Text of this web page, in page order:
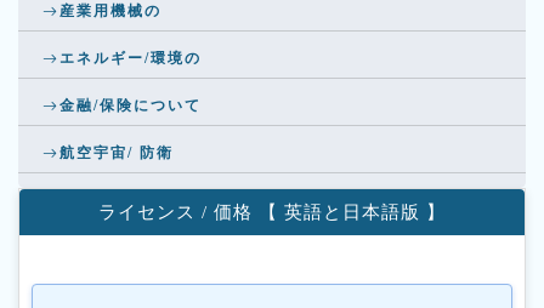
産業用機械の
エネルギー/環境の
金融/保険について
航空宇宙/ 防衛
ライセンス / 価格 【 英語と日本語版 】